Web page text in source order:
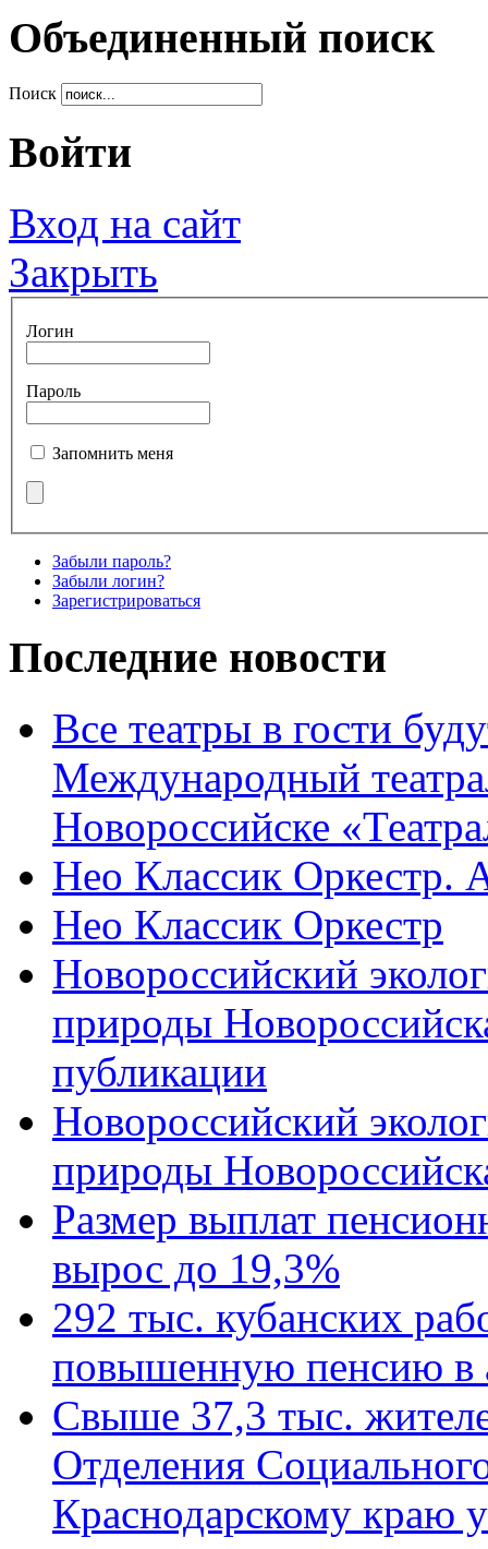
Объединенный поиск
Поиск
Войти
Вход на сайт
Закрыть
Логин
Пароль
Запомнить меня
Забыли пароль?
Забыли логин?
Зарегистрироваться
Последние новости
Все театры в гости
Международный
Новороссийске
Нео Классик Оркестр.
Нео Классик Оркестр
Новороссийский
природы
публикации
Новороссийский
природы
Размер выплат
вырос до 19,3%
292 тыс. кубанских
повышенную пенсию в
Свыше 37,3 тыс.
Отделения
Краснодарскому краю